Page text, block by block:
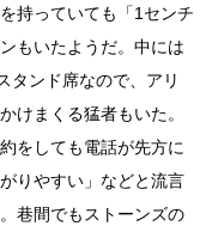
持っていても「1センチ
もいたようだ。中には
タンド席なので、アリ
けまくる猛者もいた。
をしても電話が先方に
りやすい」などと流言
巷間でもストーンズの